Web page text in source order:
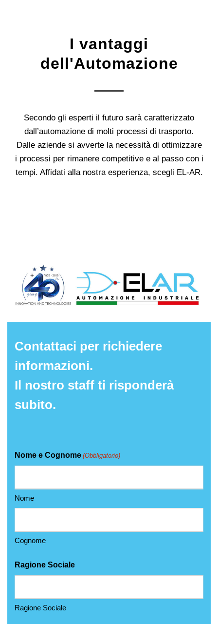
I vantaggi
dell'Automazione
Secondo gli esperti il futuro sarà caratterizzato
dall’automazione di molti processi di trasporto.
Dalle aziende si avverte la necessità di ottimizzare
i processi per rimanere competitive e al passo con i
tempi. Affidati alla nostra esperienza, scegli EL-AR.
Contattaci per richiedere
informazioni.
Il nostro staff ti risponderà
subito.
Nome e Cognome (Obbligatorio)
Nome
Cognome
Ragione Sociale
Ragione Sociale